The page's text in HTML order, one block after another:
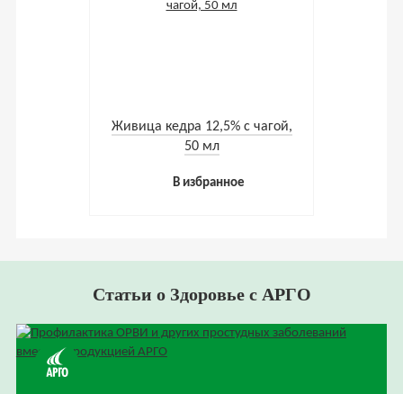
Живица кедра 12,5% с чагой,
50 мл
В избранное
Статьи о Здоровье с АРГО